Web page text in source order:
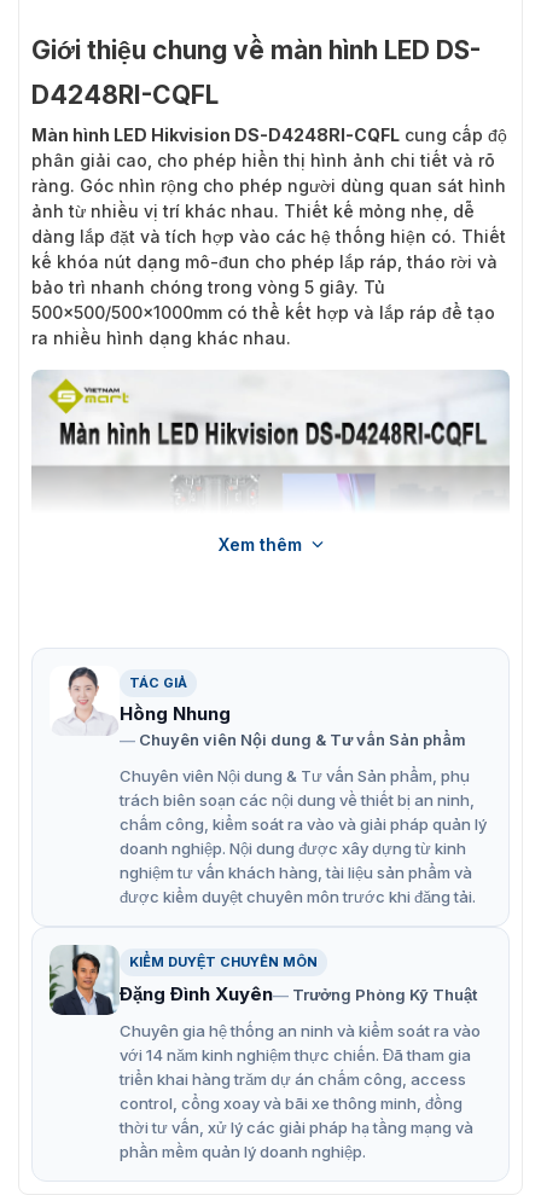
Giới thiệu chung về màn hình LED DS-
D4248RI-CQFL
Màn hình LED Hikvision DS-D4248RI-CQFL cung cấp độ
phân giải cao, cho phép hiển thị hình ảnh chi tiết và rõ
ràng. Góc nhìn rộng cho phép người dùng quan sát hình
ảnh từ nhiều vị trí khác nhau. Thiết kế mỏng nhẹ, dễ
dàng lắp đặt và tích hợp vào các hệ thống hiện có. Thiết
kế khóa nút dạng mô-đun cho phép lắp ráp, tháo rời và
bảo trì nhanh chóng trong vòng 5 giây. Tủ
500×500/500x1000mm có thể kết hợp và lắp ráp để tạo
ra nhiều hình dạng khác nhau.
Màn hình LED Hikvision DS-D4248RI-CQFL
Đặc điểm nổi bật màn hình Hikvision
DS-D4248RI-CQFL
Hikvision DS-D4248RI-CQFL được sử dụng trong các
trung tâm điều khiển, phòng họp, trung tâm thương mại
và các ứng dụng khác đòi hỏi hình ảnh sắc nét và sống
động. Sản phẩm có độ bền cao, hiệu suất ổn định và
trang bị nhiều tính năng nổi bật:
Thiết kế mỏng và tinh tế, dễ dàng tích hợp vào nhiều
không gian khác nhau.
Làm việc trong im lặng, độ ồn ≤ 40DB, không ảnh
hưởng đến hiệu ứng nghe nhìn.
Công nghệ làm mới cao SLR, máy ảnh chụp màn trập
1/3000S, không nhấp nháy.
Xem thêm
TÁC GIẢ
Hồng Nhung
Chuyên viên Nội dung & Tư vấn Sản phẩm
Chuyên viên Nội dung & Tư vấn Sản phẩm, phụ
trách biên soạn các nội dung về thiết bị an ninh,
chấm công, kiểm soát ra vào và giải pháp quản lý
doanh nghiệp. Nội dung được xây dựng từ kinh
nghiệm tư vấn khách hàng, tài liệu sản phẩm và
được kiểm duyệt chuyên môn trước khi đăng tải.
KIỂM DUYỆT CHUYÊN MÔN
Đặng Đình Xuyên
Trưởng Phòng Kỹ Thuật
Chuyên gia hệ thống an ninh và kiểm soát ra vào
với 14 năm kinh nghiệm thực chiến. Đã tham gia
triển khai hàng trăm dự án chấm công, access
control, cổng xoay và bãi xe thông minh, đồng
thời tư vấn, xử lý các giải pháp hạ tầng mạng và
phần mềm quản lý doanh nghiệp.